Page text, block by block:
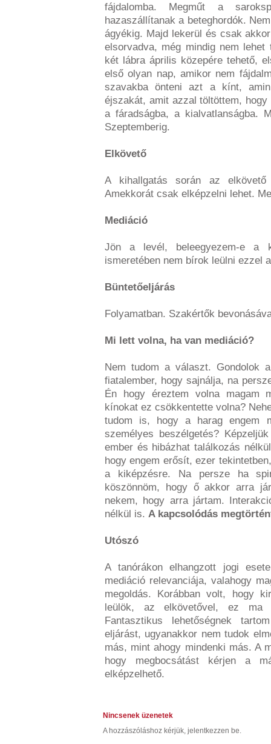
fájdalomba. Megműt a
hazaszállítanak a beteghordók.
ágyékig. Majd lekerül és csak
elsorvadva, még mindig nem
két lábra április közepére tehető,
első olyan nap, amikor nem
szavakba önteni azt a kínt,
éjszakát, amit azzal töltöttem,
a fáradságba, a kialvatlanságba.
Szeptemberig.
Elkövető
A kihallgatás során az
Amekkorát csak elképzelni lehet.
Mediáció
Jön a levél, beleegyezem-e a
ismeretében nem bírok leülni ezzel
Büntetőeljárás
Folyamatban. Szakértők
Mi lett volna, ha van mediáció?
Nem tudom a választ. Gondolok
fiatalember, hogy sajnálja, na
Én hogy éreztem volna magam
kínokat ez csökkentette volna?
tudom is, hogy a harag engem
személyes beszélgetés?
ember és hibázhat találkozás
hogy engem erősít, ezer
a kiképzésre. Na persze ha
köszönnöm, hogy ő akkor arra
nekem, hogy arra jártam.
nélkül is. A kapcsolódás
Utószó
A tanórákon elhangzott jogi
mediáció relevanciája, valahogy
megoldás. Korábban volt, hogy
leülök, az elkövetővel, ez ma
Fantasztikus lehetőségnek
eljárást, ugyanakkor nem tudok
más, mint ahogy mindenki más. A
hogy megbocsátást kérjen a
elképzelhető.
Nincsenek üzenetek
A hozzászóláshoz kérjük, jelentkezzen be.